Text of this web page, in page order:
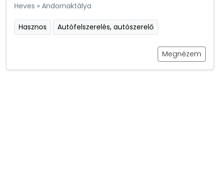
Heves » Andornaktálya
Hasznos Autófelszerelés, autószerelő
Megnézem